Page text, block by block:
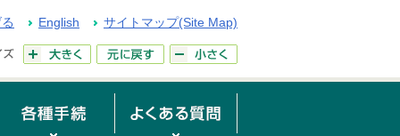
English サイトマップ(Site Map)